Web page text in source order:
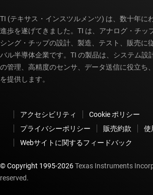
TI (テキサス・インスツルメンツ) は、数十年に
進歩を遂げてきました。TI は、アナログ・チッ
シング・チップの設計、製造、テスト、販売に
バル半導体企業です。TI の製品は、システム設
の管理、高精度のセンサ、データ送信に役立ち
を提供します。
アクセシビリティ
Cookie ポリシー
プライバシーポリシー
販売約款 使
Webサイトに関するフィードバック
© Copyright 1995-2026Texas Instruments
reserved.